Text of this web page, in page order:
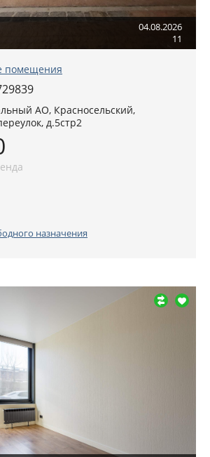
04.08.2026
11
помещения
АО, Красносельский,
д.5стр2
назначения